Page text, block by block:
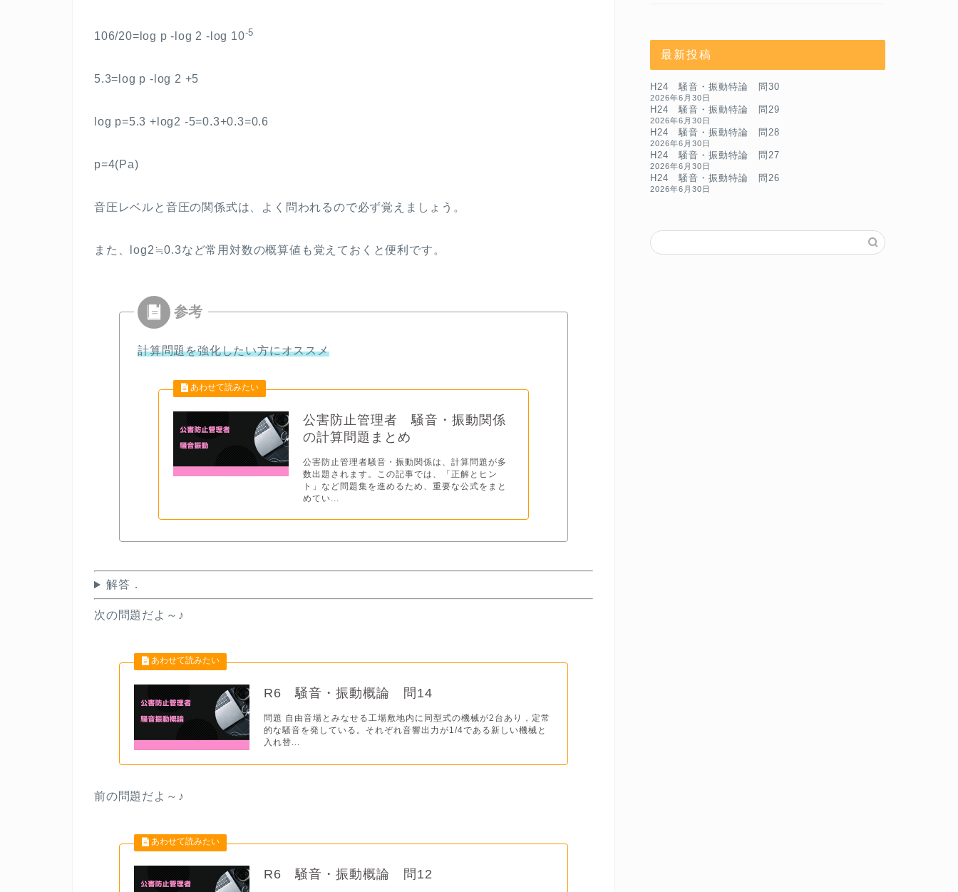
106/20=log p -log 2 -log 10-5
5.3=log p -log 2 +5
log p=5.3 +log2 -5=0.3+0.3=0.6
p=4(Pa)
音圧レベルと音圧の関係式は、よく問われるので必ず覚えましょう。
また、 log2≒0.3など常用対数の概算値も覚えておくと便利です。
計算問題を強化したい方にオススメ
公害防止管理者 騒音・振動関係
の計算問題まとめ
公害防止管理者騒音・振動関係は、計算問題が多
数出題されます。この記事では、「正解とヒン
ト」など問題集を進めるため、重要な公式をまと
めてい...
解答．
次の問題だよ～♪
R6 騒音・振動概論 問14
問題 自由音場とみなせる工場敷地内に同型式の機械が2台あり，定常
的な騒音を発している。それぞれ音響出力が1/4である新しい機械と
入れ替...
前の問題だよ ～♪
R6 騒音・振動概論 問12
最新投稿
H24 騒音・振動特論 問30
2026年6月30日
H24 騒音・振動特論 問29
2026年6月30日
H24 騒音・振動特論 問28
2026年6月30日
H24 騒音・振動特論 問27
2026年6月30日
H24 騒音・振動特論 問26
2026年6月30日